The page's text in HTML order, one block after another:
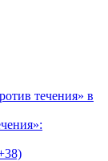
течения» в